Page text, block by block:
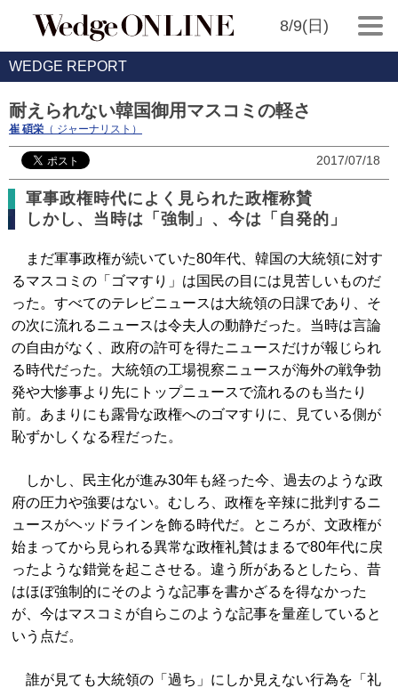
8/9(日)
WEDGE REPORT
耐えられない韓国御用マスコミの軽さ
崔 碩栄 （ ジャーナリスト）
2017/07/18
軍事政権時代によく見られた政権称賛
しかし、当時は「強制」、今は「自発的」
まだ軍事政権が続いていた80年代、韓国の大統領に対す
るマスコミの「ゴマすり」は国民の目には見苦しいものだ
った。すべてのテレビニュースは大統領の日課であり、そ
の次に流れるニュースは令夫人の動静だった。当時は言論
の自由がなく、政府の許可を得たニュースだけが報じられ
る時代だった。大統領の工場視察ニュースが海外の戦争勃
発や大惨事より先にトップニュースで流れるのも当たり
前。あまりにも露骨な政権へのゴマすりに、見ている側が
恥ずかしくなる程だった。
しかし、民主化が進み30年も経った今、過去のような政
府の圧力や強要はない。むしろ、政権を辛辣に批判するニ
ュースがヘッドラインを飾る時代だ。ところが、文政権が
始まってから見られる異常な政権礼賛はまるで80年代に戻
ったような錯覚を起こさせる。違う所があるとしたら、昔
はほぼ強制的にそのような記事を書かざるを得なかった
が、今はマスコミが自らこのような記事を量産していると
いう点だ。
誰が見ても大統領の「過ち」にしか見えない行為を「礼